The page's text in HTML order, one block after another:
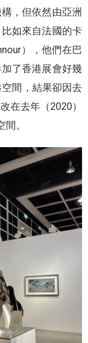
，但依然由亞洲
如來自法國的卡
），他們在巴
了香港展會好幾
間，結果卻因去
在去年（2020）
。